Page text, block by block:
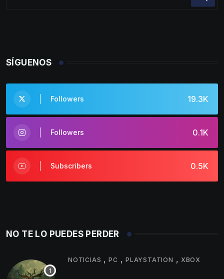
SÍGUENOS
19.3K
Followers
0.1K
Followers
0.5K
Subscribers
NO TE LO PUEDES PERDER
NOTICIAS ,PC ,PLAYSTATION , XBOX